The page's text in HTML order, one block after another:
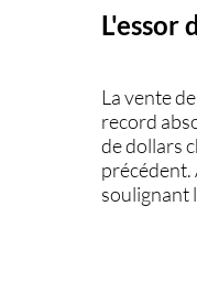
L'essor
La vente
record
de dollars
précédent.
soulignant